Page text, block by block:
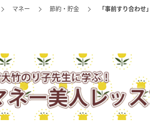
マネー 節約・貯金 「事前すり合わ